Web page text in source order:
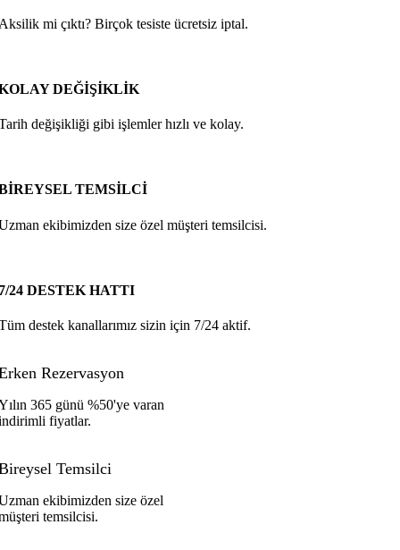
mi çıktı? Birçok tesiste ücretsiz iptal.
DEĞİŞİKLİK
değişikliği gibi işlemler hızlı ve kolay.
TEMSİLCİ
ekibimizden size özel müşteri temsilcisi.
24 DESTEK HATTI
destek kanallarımız sizin için 7/24 aktif.
Rezervasyon
365 günü %50'ye varan
fiyatlar.
Temsilci
ekibimizden size özel
temsilcisi.